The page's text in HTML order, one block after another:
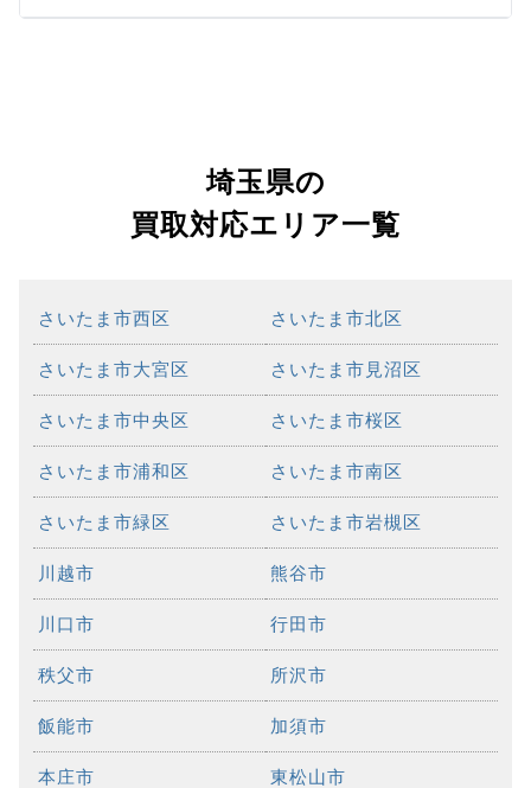
埼玉県の
買取対応エリア一覧
さいたま市西区 さいたま市北区
さいたま市大宮区 さいたま市見沼区
さいたま市中央区 さいたま市桜区
さいたま市浦和区 さいたま市南区
さいたま市緑区 さいたま市岩槻区
川越市 熊谷市
川口市 行田市
秩父市 所沢市
飯能市 加須市
本庄市 東松山市